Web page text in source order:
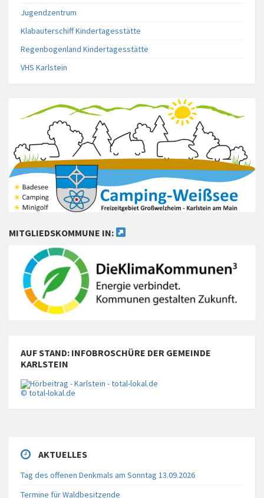
Jugendzentrum
Klabauterschiff Kindertagesstätte
Regenbogenland Kindertagesstätte
VHS Karlstein
MITGLIEDSKOMMUNE IN:
AUF STAND: INFOBROSCHÜRE DER GEMEINDE
KARLSTEIN
© total-lokal.de
AKTUELLES
Tag des offenen Denkmals am Sonntag 13.09.2026
Termine für Waldbesitzende